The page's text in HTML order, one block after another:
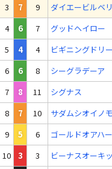
3
7 9 ダイエービルベ
4
6 7 グッドヘイロー
5
4 4 ビギニングドリ
6
6 8 シーグラデーア
7
8 11 シグナス
8
7 10 サダムシオイノ
9
5 6 ゴールドオアハ
10
3 3 ビーナスオーキ